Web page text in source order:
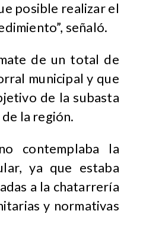
posible realizar el
señaló.
de un total de
municipal y que
de la subasta
la región.
contemplaba la
ya que estaba
a la chatarrería
y normativas